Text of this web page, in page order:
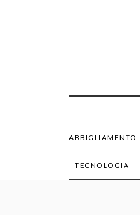
ABBIGLIAMENTO
TECNOLOGIA